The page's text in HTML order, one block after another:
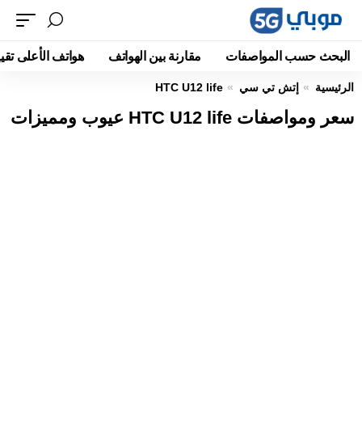
البحث حسب المواصفات مقارنة بين الهواتف هواتف الأعلى
الرئيسية إتش تي سي HTC U12 life
سعر ومواصفات HTC U12 life عيوب ومميزات